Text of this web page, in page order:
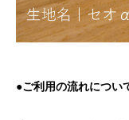
●ご利用の流れについ